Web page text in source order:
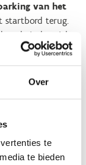
Over
te
te bieden
van het
startbord terug.
de industriële
via de Zuidkaai en
op de
7,00kmen je
Krekel(opgelet: